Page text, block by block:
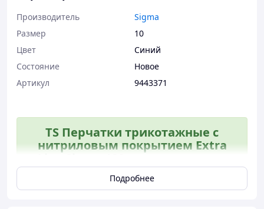
Производитель
Sigma
Размер
10
Цвет
Синий
Состояние
Новое
Артикул
9443371
TS Перчатки трикотажные с
нитриловым покрытием Extra
для защиты рук от SHT55_Q
Подробнее